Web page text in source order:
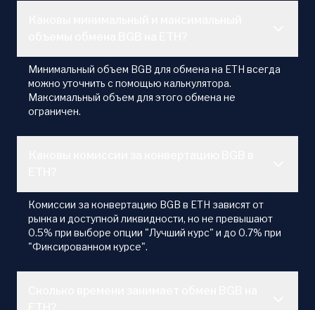
Минимальный объем BGB для обмена на ETH всегда
можно уточнить с помощью калькулятора.
Максимальный объем для этого обмена не
ограничен.
Комиссии за конвертацию BGB в ETH зависят от
рынка и доступной ликвидности, но не превышают
0.5% при выборе опции "Лучший курс" и до 0.7% при
"Фиксированном курсе".